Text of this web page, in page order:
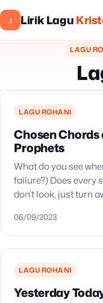
♪ Lirik Lagu
LAGU
LAGU ROHANI
Chosen Chords
Prophets
What do you see
failure?) Does every
don’t look, just turn
06/09/2023
LAGU ROHANI
Yesterday